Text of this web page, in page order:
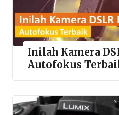
Inilah Kamera
Autofokus